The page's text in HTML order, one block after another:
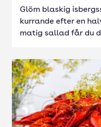
Glöm blaskig
kurrande efter en
matig sallad får du